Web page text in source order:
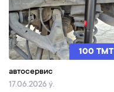
100 TMT
автосервис
17.06.2026 ý.